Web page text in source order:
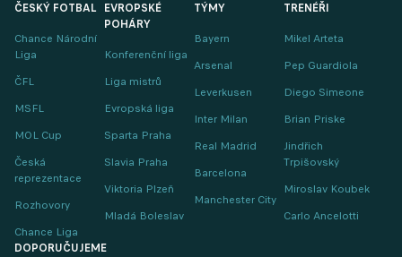
ČESKÝ FOTBAL
Chance Národní
Liga
ČFL
MSFL
MOL Cup
Česká
reprezentace
Rozhovory
Chance Liga
EVROPSKÉ
POHÁRY
Konferenční liga
Liga mistrů
Evropská liga
Sparta Praha
Slavia Praha
Viktoria Plzeň
Mladá Boleslav
TÝMY
Bayern
Arsenal
Leverkusen
Inter Milan
Real Madrid
Barcelona
Manchester City
TRENÉŘI
Mikel Arteta
Pep Guardiola
Diego Simeone
Brian Priske
Jindřich
Trpišovský
Miroslav Koubek
Carlo Ancelotti
DOPORUČUJEME